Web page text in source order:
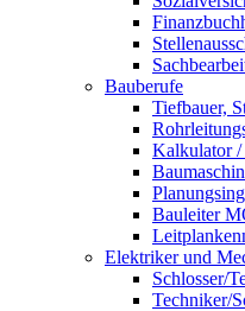
Bauberufe
Tiefbauer,
Kalkulator /
Bauleiter
Elektriker und
Schlosser/
Techniker/